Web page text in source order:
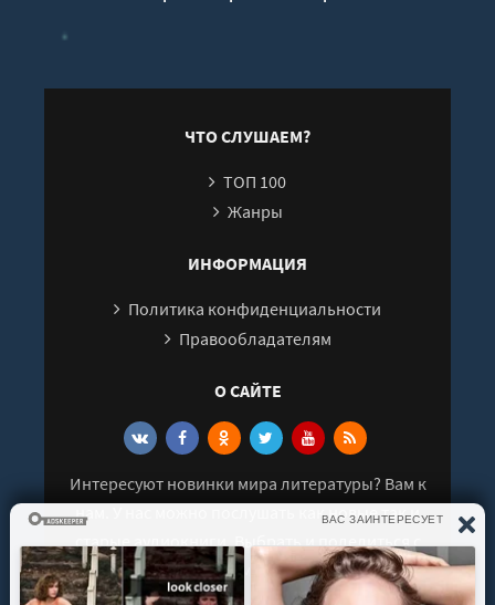
ЧТО СЛУШАЕМ?
ТОП 100
Жанры
ИНФОРМАЦИЯ
Политика конфиденциальности
Правообладателям
О САЙТЕ
Интересуют новинки мира литературы? Вам к
нам. У нас можно послушать как новые так и
старые аудиокниги. Выбрать и поделиться с
друзьями лучшими аудиокнигами!